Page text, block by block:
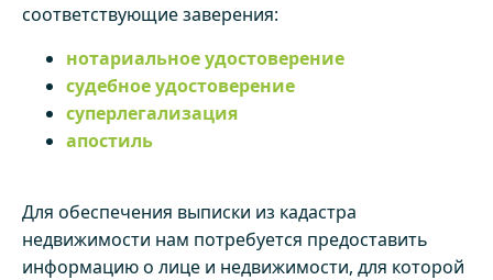
соответствующие заверения:
нотариальное удостоверение
судебное удостоверение
суперлегализация
апостиль
Для обеспечения выписки из кадастра
недвижимости нам потребуется предоставить
информацию о лице и недвижимости, для которой